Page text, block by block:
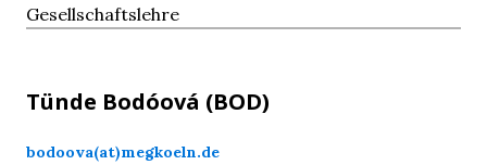
Gesellschaftslehre
Tünde Bodóová (BOD)
bodoova(at)megkoeln.de